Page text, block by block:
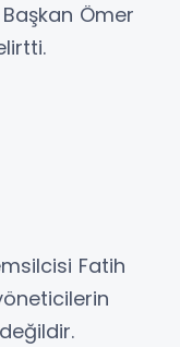
Ömer
Fatih